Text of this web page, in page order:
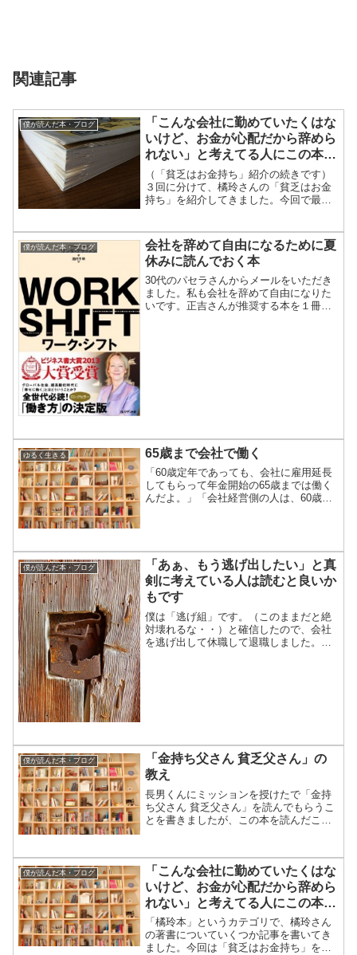
関連記事
僕が読んだ本・ブログ
「こんな会社に勤めていたくはな
いけど、お金が心配だから辞めら
れない」と考えてる人にこの本を
薦めます(3)
（「貧乏はお金持ち」紹介の続きです）
３回に分けて、橘玲さんの「貧乏はお金
持ち」を紹介してきました。今回で最終
ージの角を折るクセがあります。「貧乏
はお金持ち」は、たぶん角...
僕が読んだ本・ブログ
会社を辞めて自由になるために夏
休みに読んでおく本
30代のパセラさんからメールをいただき
ました。私も会社を辞めて自由になりた
いです。正吉さんが推奨する本を１冊教
ゆるく生きる 65歳まで会社で働く
「60歳定年であっても、会社に雇用延長
してもらって年金開始の65歳までは働く
んだよ。」「会社経営側の人は、60歳以
年金もらえるように...
僕が読んだ本・ブログ
「あぁ、もう逃げ出したい」と真
剣に考えている人は読むと良いか
もです
僕は「逃げ組」です。（このままだと絶
対壊れるな・・）と確信したので、会社
を逃げ出して休職して退職しました。結
僕が読んだ本・ブログ
「金持ち父さん 貧乏父さん」の
教え
長男くんにミッションを授けたで「金持
ち父さん 貧乏父さん」を読んでもらうこ
とを書きましたが、この本を読んだこと
で、復習しておきましょう。■「金持ち父
さん 貧乏父さん」は、...
僕が読んだ本・ブログ
「こんな会社に勤めていたくはな
いけど、お金が心配だから辞めら
れない」と考えてる人にこの本を
薦めます
「橘玲本」というカテゴリで、橘玲さん
の著書についていくつか記事を書いてき
ました。今回は「貧乏はお金持ち」を取